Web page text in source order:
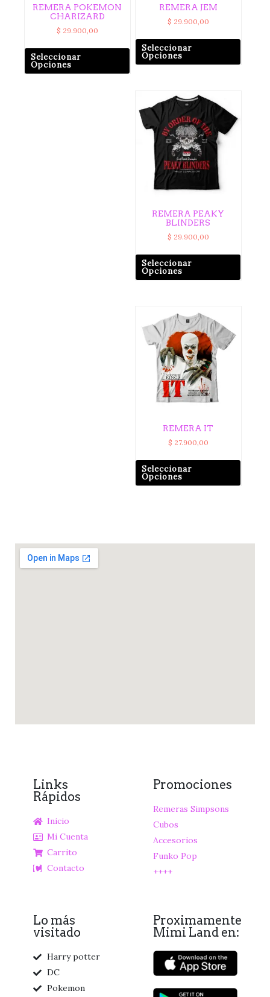
REMERA POKEMON
CHARIZARD
$ 29.900,00
Seleccionar
Opciones
REMERA JEM
$ 29.900,00
Seleccionar
Opciones
REMERA PEAKY
BLINDERS
$ 29.900,00
Seleccionar
Opciones
REMERA IT
$ 27.900,00
Seleccionar
Opciones
Links
Rápidos
Inicio
Mi Cuenta
Carrito
Contacto
Promociones
Remeras Simpsons
Cubos
Accesorios
Funko Pop
++++
Lo más
visitado
Harry potter
DC
Pokemon
Proximamente
Mimi Land en: